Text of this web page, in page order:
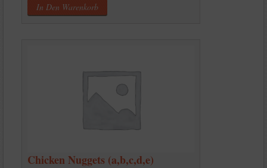
In Den Warenkorb
Chicken Nuggets (a,b,c,d,e)